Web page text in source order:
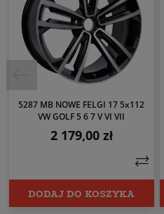
5287 MB NOWE FELGI 17 5x112
VW GOLF 5 6 7 V VI VII
Cena
2 179,00 zł
DODAJ DO KOSZYKA